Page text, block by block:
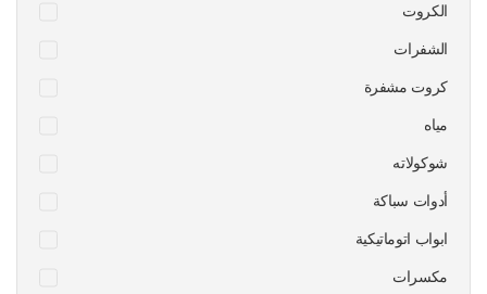
الكروت
الشفرات
كروت مشفرة
مياه
شوكولاته
أدوات سباكة
ابواب اتوماتيكية
مكسرات